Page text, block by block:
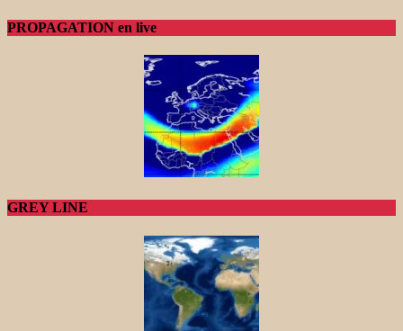
PROPAGATION en live
GREY LINE